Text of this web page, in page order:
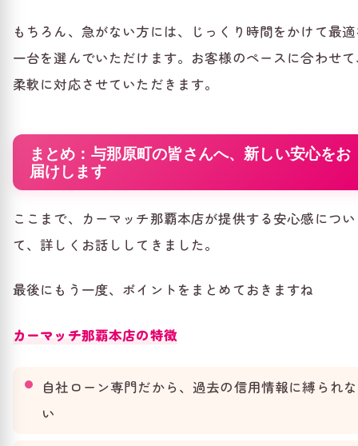
もちろん、急がない方には、じっくり時間をかけて最
一台を選んでいただけます。お客様のペースに合わせ
柔軟に対応させていただきます。
まとめ：与那原町の皆さんへ、新しい安心をお
届けします
ここまで、カーマッチ那覇本店が提供する安心感につい
て、詳しくお話ししてきました。
最後にもう一度、ポイントをまとめておきますね
カーマッチ那覇本店の特徴
自社ローン専門だから、過去の信用情報に縛られな
い